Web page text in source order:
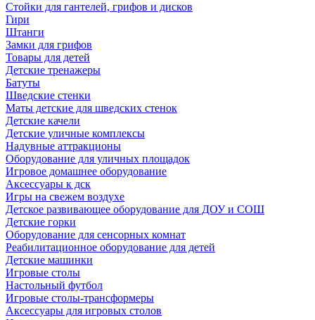
Стойки для гантелей, грифов и дисков
Гири
Штанги
Замки для грифов
Товары для детей
Детские тренажеры
Батуты
Шведские стенки
Маты детские для шведских стенок
Детские качели
Детские уличные комплексы
Надувные аттракционы
Оборудование для уличных площадок
Игровое домашнее оборудование
Аксессуары к дск
Игры на свежем воздухе
Детское развивающее оборудование для ДОУ и СОШ
Детские горки
Оборудование для сенсорных комнат
Реабилитационное оборудование для детей
Детские машинки
Игровые столы
Настольный футбол
Игровые столы-трансформеры
Аксессуары для игровых столов